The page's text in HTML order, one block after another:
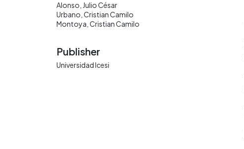
Alonso, Julio César
Urbano, Cristian Camilo
Montoya, Cristian Camilo
Publisher
Universidad Icesi